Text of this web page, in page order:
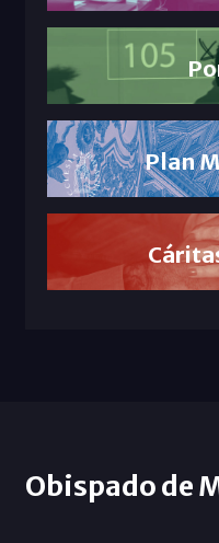
Plan
Obispado de